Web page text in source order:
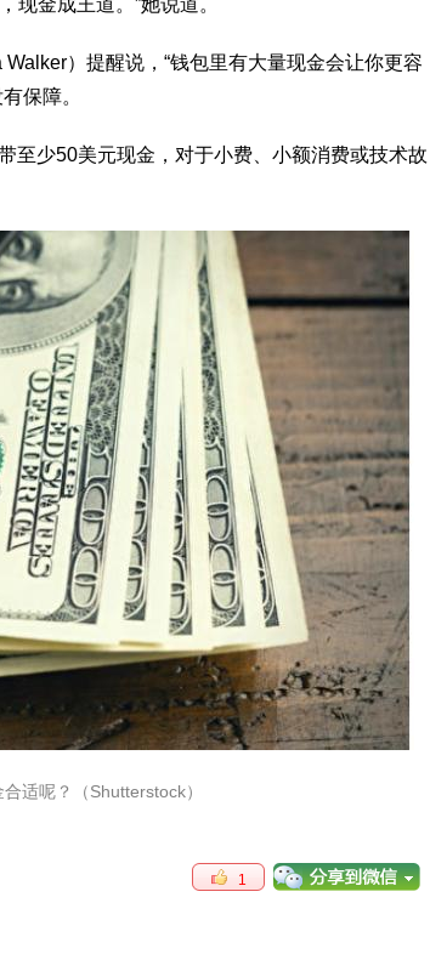
现金成王道。”她说道。
）提醒说，“钱包里有大量现金会让你更容
保障。
少50美元现金，对于小费、小额消费或技术故
适呢？（Shutterstock）
1